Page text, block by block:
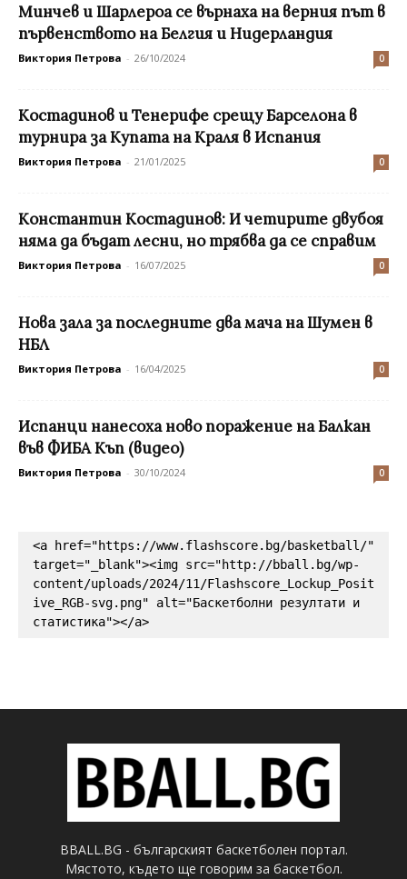
Минчев и Шарлероа се върнаха на верния път в
първенството на Белгия и Нидерландия
Виктория Петрова - 26/10/2024 0
Костадинов и Тенерифе срещу Барселона в
турнира за Купата на Краля в Испания
Виктория Петрова - 21/01/2025 0
Константин Костадинов: И четирите двубоя
няма да бъдат лесни, но трябва да се справим
Виктория Петрова - 16/07/2025 0
Нова зала за последните два мача на Шумен в
НБЛ
Виктория Петрова - 16/04/2025 0
Испанци нанесоха ново поражение на Балкан
във ФИБА Къп (видео)
Виктория Петрова - 30/10/2024 0
<a href="https://www.flashscore.bg/basketball/"
target="_blank"><img src="http://bball.bg/wp-
content/uploads/2024/11/Flashscore_Lockup_Posit
ive_RGB-svg.png" alt="Баскетболни резултати и
статистика"></a>
BBALL.BG - българският баскетболен портал.
Мястото, където ще говорим за баскетбол.